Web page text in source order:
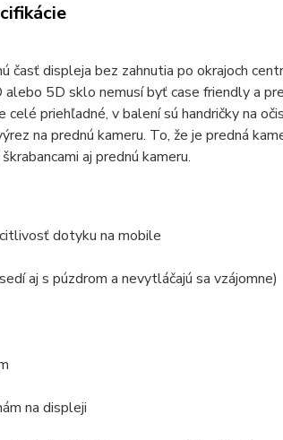
časť displeja bez zahnutia po okrajoch
5D sklo nemusí byť case friendly a
celé priehľadné, v balení sú handričky na
na prednú kameru. To, že je predná
aj prednú kameru.
dotyku na mobile
aj s púzdrom a nevytláčajú sa vzájomne)
na displeji